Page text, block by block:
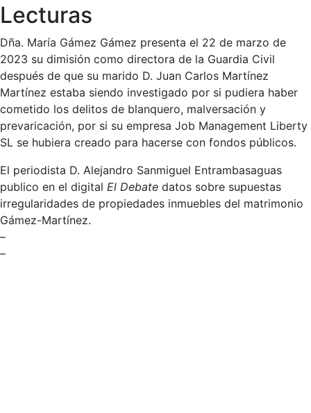
Lecturas
Dña. María Gámez Gámez presenta el 22 de marzo de
2023 su dimisión como directora de la Guardia Civil
después de que su marido D. Juan Carlos Martínez
Martínez estaba siendo investigado por si pudiera haber
cometido los delitos de blanquero, malversación y
prevaricación, por si su empresa Job Management Liberty
SL se hubiera creado para hacerse con fondos públicos.
El periodista D. Alejandro Sanmiguel Entrambasaguas
publico en el digital El Debate datos sobre supuestas
irregularidades de propiedades inmuebles del matrimonio
Gámez-Martínez.
–
–